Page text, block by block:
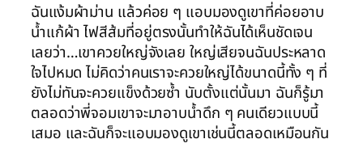
ฉันแง้มผ้าม่าน แล้วค่อย ๆ แอบมองดูเขาที่ค่อยอาบ
น้ำแก้ผ้า ไฟสีส้มที่อยู่ตรงนั้นทำให้ฉันได้เห็นชัดเจน
เลยว่า…เขาควยใหญ่จังเลย ใหญ่เสียจนฉันประหลาด
ใจไปหมด ไม่คิดว่าคนเราจะควยใหญ่ได้ขนาดนี้ทั้ง ๆ ที่
ยังไม่ทันจะควยแข็งด้วยซ้ำ นับตั้งแต่นั้นมา ฉันก็รู้มา
ตลอดว่าพี่จอมเขาจะมาอาบน้ำดึก ๆ คนเดียวแบบนี้
เสมอ และฉันก็จะแอบมองดูเขาเช่นนี้ตลอดเหมือนกัน